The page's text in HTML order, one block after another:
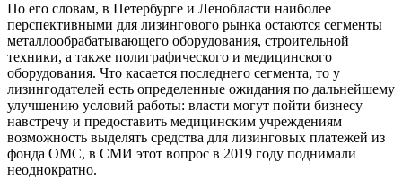
По его словам, в Петербурге и Ленобласти наиболее
перспективными для лизингового рынка остаются сегменты
металлообрабатывающего оборудования, строительной
техники, а также полиграфического и медицинского
оборудования. Что касается последнего сегмента, то у
лизингодателей есть определенные ожидания по дальнейшему
улучшению условий работы: власти могут пойти бизнесу
навстречу и предоставить медицинским учреждениям
возможность выделять средства для лизинговых платежей из
фонда ОМС, в СМИ этот вопрос в 2019 году поднимали
неоднократно.